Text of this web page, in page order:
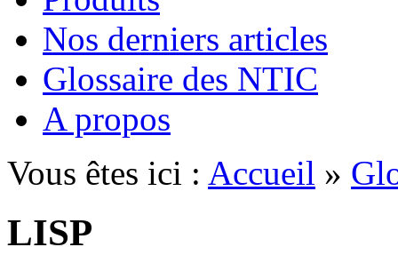
Nos derniers articles
Glossaire des NTIC
A propos
Vous êtes ici : Accueil »
LISP